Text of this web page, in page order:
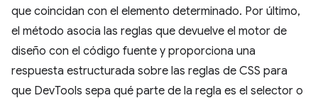
que coincidan con el elemento determinado. Por último,
el método asocia las reglas que devuelve el motor de
diseño con el código fuente y proporciona una
respuesta estructurada sobre las reglas de CSS para
que DevTools sepa qué parte de la regla es el selector o